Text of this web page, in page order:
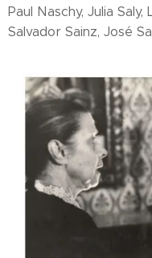
Paul Naschy, Julia
Salvador Sainz, José